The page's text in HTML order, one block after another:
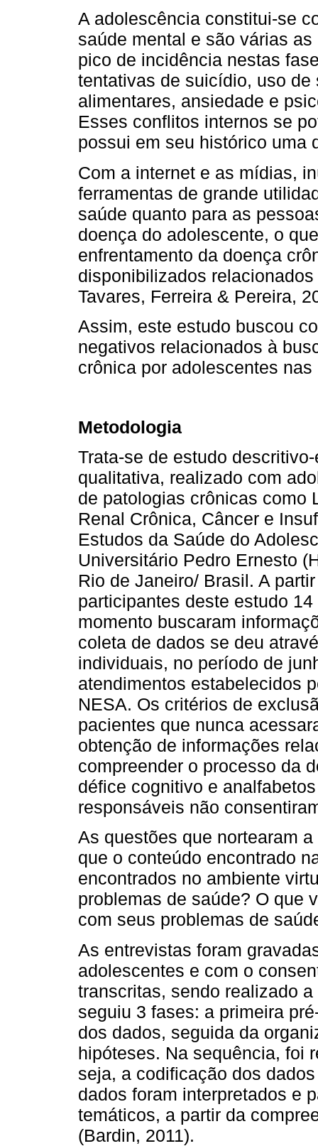
A adolescência constitui-se
saúde mental e são várias
pico de incidência nestas
tentativas de suicídio, uso
alimentares, ansiedade e
Esses conflitos internos se
possui em seu histórico uma
Com a internet e as mídias,
ferramentas de grande
saúde quanto para as
doença do adolescente, o
enfrentamento da doença
disponibilizados
Tavares, Ferreira & Pereira,
Assim, este estudo buscou
negativos relacionados à
crônica por adolescentes
Metodologia
Trata-se de estudo
qualitativa, realizado com
de patologias crônicas como
Renal Crônica, Câncer e
Estudos da Saúde do
Universitário Pedro Ernesto
Rio de Janeiro/ Brasil. A
participantes deste estudo
momento buscaram
coleta de dados se deu
individuais, no período de
atendimentos estabelecidos
NESA. Os critérios de
pacientes que nunca
obtenção de informações
compreender o processo da
défice cognitivo e
responsáveis não
As questões que nortearam
que o conteúdo encontrado
encontrados no ambiente
problemas de saúde? O que
com seus problemas de
As entrevistas foram
adolescentes e com o
transcritas, sendo realizado
seguiu 3 fases: a primeira
dos dados, seguida da
hipóteses. Na sequência, foi
seja, a codificação dos
dados foram interpretados e
temáticos, a partir da
(Bardin, 2011).